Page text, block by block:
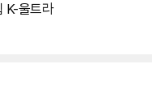
K-울트라